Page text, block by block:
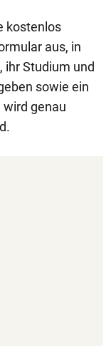
kostenlos
aus, in
ihr Studium und
sowie ein
wird genau